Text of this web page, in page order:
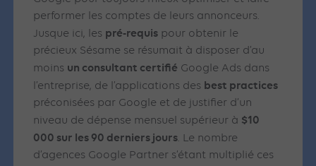
performer les comptes de leurs annonceurs.
Jusque ici, les pré-requis pour obtenir le
précieux Sésame se résumait à disposer d’au
moins un consultant certifié Google Ads dans
l’entreprise, de l’applications des best practices
préconisées par Google et de justifier d’un
niveau de dépense mensuel supérieur à $10
000 sur les 90 derniers jours. Le nombre
d’agences Google Partner s’étant multiplié ces